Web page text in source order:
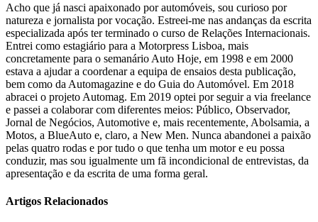
Acho que já nasci apaixonado por automóveis, sou curioso por
natureza e jornalista por vocação. Estreei-me nas andanças da escrita
especializada após ter terminado o curso de Relações Internacionais.
Entrei como estagiário para a Motorpress Lisboa, mais
concretamente para o semanário Auto Hoje, em 1998 e em 2000
estava a ajudar a coordenar a equipa de ensaios desta publicação,
bem como da Automagazine e do Guia do Automóvel. Em 2018
abracei o projeto Automag. Em 2019 optei por seguir a via freelance
e passei a colaborar com diferentes meios: Público, Observador,
Jornal de Negócios, Automotive e, mais recentemente, Abolsamia, a
Motos, a BlueAuto e, claro, a New Men. Nunca abandonei a paixão
pelas quatro rodas e por tudo o que tenha um motor e eu possa
conduzir, mas sou igualmente um fã incondicional de entrevistas, da
apresentação e da escrita de uma forma geral.
Artigos Relacionados